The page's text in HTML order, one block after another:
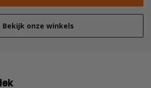
Bekijk onze winkels